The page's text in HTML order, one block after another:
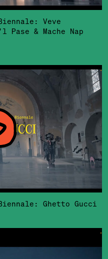
Veve
Pase & Mache Nap
Ghetto Gucci